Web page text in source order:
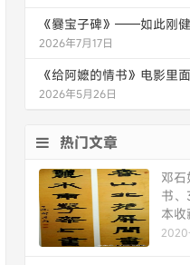
《爨宝子碑》——如此刚
2026年7月17日
《给阿嬷的情书》电影里
2026年5月26日
热门文章
邓
书
本收